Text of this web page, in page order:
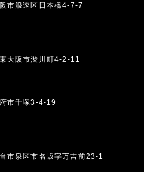
市浪速区日本橋4-7-7
大阪市渋川町4-2-11
府市千塚3-4-19
市泉区市名坂字万吉前23-1